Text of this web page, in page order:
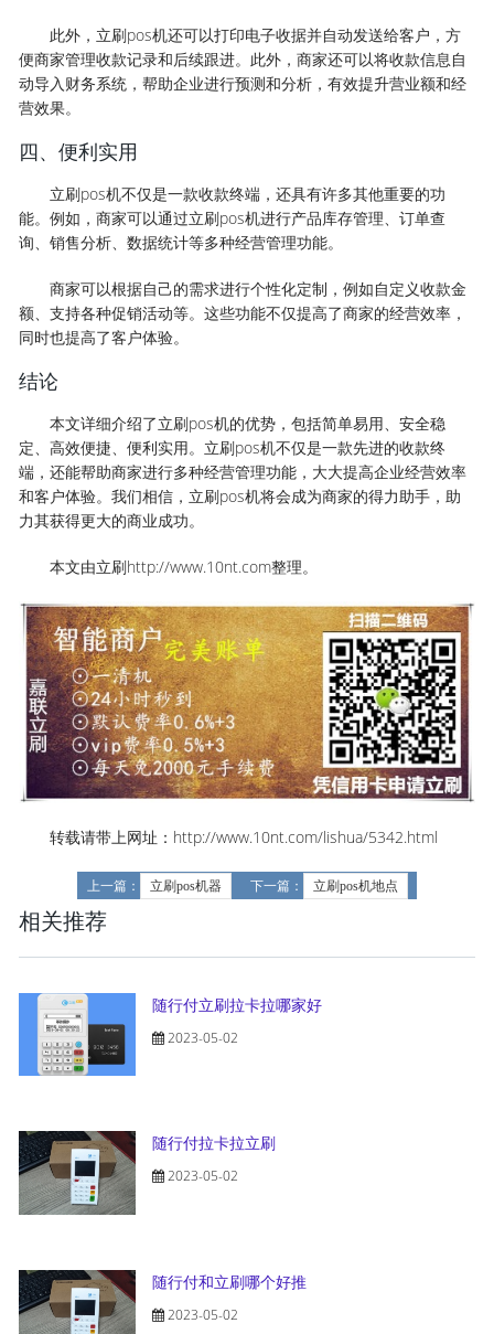
此外，立刷pos机还可以打印电子收据并自动发送给客户，方
便商家管理收款记录和后续跟进。此外，商家还可以将收款信息自
动导入财务系统，帮助企业进行预测和分析，有效提升营业额和经
营效果。
四、便利实用
立刷pos机不仅是一款收款终端，还具有许多其他重要的功
能。例如，商家可以通过立刷pos机进行产品库存管理、订单查
询、销售分析、数据统计等多种经营管理功能。
商家可以根据自己的需求进行个性化定制，例如自定义收款金
额、支持各种促销活动等。这些功能不仅提高了商家的经营效率，
同时也提高了客户体验。
结论
本文详细介绍了立刷pos机的优势，包括简单易用、安全稳
定、高效便捷、便利实用。立刷pos机不仅是一款先进的收款终
端，还能帮助商家进行多种经营管理功能，大大提高企业经营效率
和客户体验。我们相信，立刷pos机将会成为商家的得力助手，助
力其获得更大的商业成功。
本文由立刷http://www.10nt.com整理。
转载请带上网址：http://www.10nt.com/lishua/5342.html
上一篇： 立刷pos机器 下一篇： 立刷pos机地点
相关推荐
随行付立刷拉卡拉哪家好
2023-05-02
随行付拉卡拉立刷
2023-05-02
随行付和立刷哪个好推
2023-05-02